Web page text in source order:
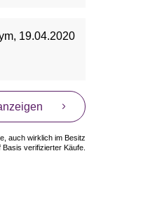
, 19.04.2020
auch wirklich im Besitz
verifizierter Käufe.